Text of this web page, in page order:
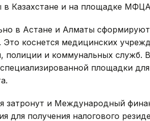
в Казахстане и на площадке
в Астане и Алматы
Это коснется медицинских
полиции и коммунальных служб.
площадки
затронут и Международный
для получения налогового